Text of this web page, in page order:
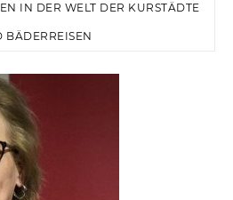
IN DER WELT DER KURSTÄDTE
BÄDERREISEN